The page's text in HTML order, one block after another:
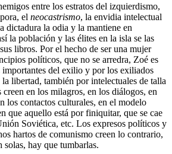
entre los estratos del izquierdismo,
el neocastrismo, la envidia intelectual
dictadura la odia y la mantiene en
la población y las élites en la isla se las
libros. Por el hecho de ser una mujer
políticos, que no se arredra, Zoé es
importantes del exilio y por los exiliados
la libertad, también por intelectuales de talla
en los milagros, en los diálogos, en
los contactos culturales, en el modelo
que aquello está por finiquitar, que se cae
Soviética, etc. Los expresos políticos y
hartos de comunismo creen lo contrario,
solas, hay que tumbarlas.